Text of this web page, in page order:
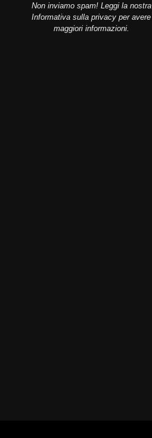
Non inviamo spam! Leggi la nostra
Informativa sulla privacy per avere
maggiori informazioni.